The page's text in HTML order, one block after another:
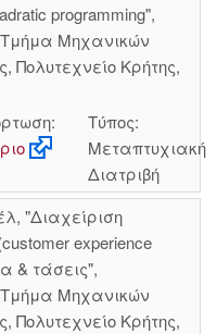
programming",
Τμήμα Μηχανικών
Πολυτεχνείο Κρήτης,
Τύπος:
Μεταπτυχιακή
Διατριβή
"Διαχείριση
experience
& τάσεις",
Τμήμα Μηχανικών
Πολυτεχνείο Κρήτης,